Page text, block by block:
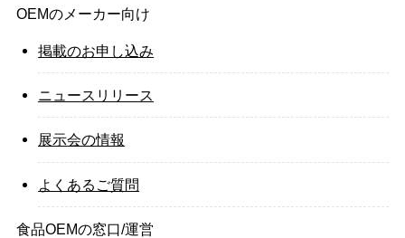
OEMのメーカー向け
掲載のお申し込み
ニュースリリース
展示会の情報
よくあるご質問
食品OEMの窓口/運営